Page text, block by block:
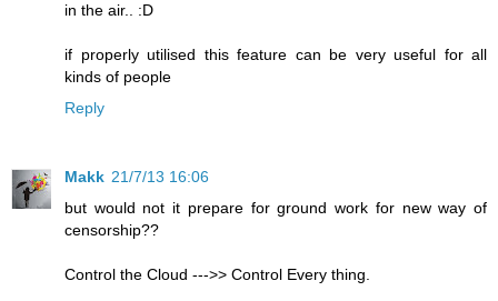
in the air.. :D
if properly utilised this feature can be very useful for all
kinds of people
Reply
Makk 21/7/13 16:06
but would not it prepare for ground work for new way of
censorship??
Control the Cloud --->> Control Every thing.